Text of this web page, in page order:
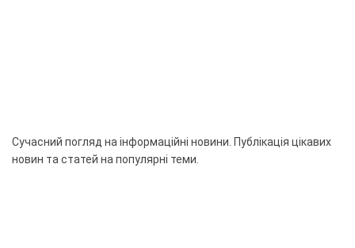
Сучасний погляд на інформаційні новини. Публікація цікавих
новин та статей на популярні теми.